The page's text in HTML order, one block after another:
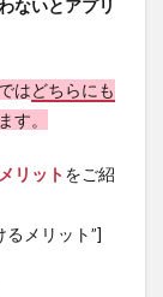
ないとアプリ
はどちらにも
す。
リットをご紹
るメリット”]